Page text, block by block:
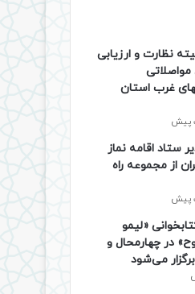
نظارت و ارزیابی
مواصلاتی
غرب استان
ستاد اقامه نماز
از مجموعه راه
«لیمو
در چهارمحال و
می‌شود